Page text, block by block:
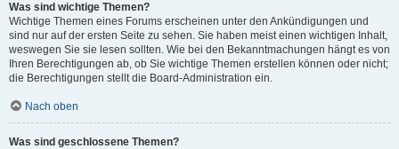
Was sind wichtige Themen?
Wichtige Themen eines Forums erscheinen unter den Ankündigungen und
sind nur auf der ersten Seite zu sehen. Sie haben meist einen wichtigen Inhalt,
weswegen Sie sie lesen sollten. Wie bei den Bekanntmachungen hängt es von
Ihren Berechtigungen ab, ob Sie wichtige Themen erstellen können oder nicht;
die Berechtigungen stellt die Board-Administration ein.
Nach oben
Was sind geschlossene Themen?